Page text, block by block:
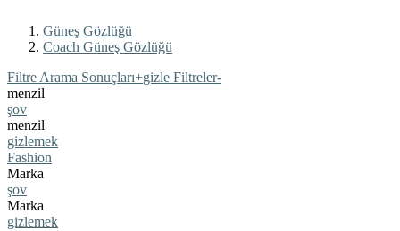
Güneş Gözlüğü
Coach Güneş Gözlüğü
Filtre Arama Sonuçları+gizle Filtreler-
menzil
şov
menzil
gizlemek
Fashion
Marka
şov
Marka
gizlemek